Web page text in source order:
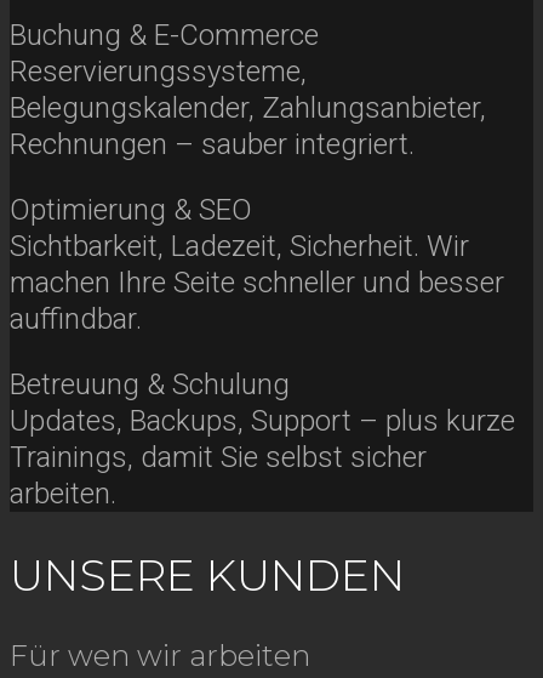
Buchung & E-Commerce
Reservierungssysteme,
Belegungskalender, Zahlungs­anbieter,
Rechnungen – sauber integriert.
Optimierung & SEO
Sichtbarkeit, Ladezeit, Sicherheit. Wir
machen Ihre Seite schneller und besser
auffindbar.
Betreuung & Schulung
Updates, Backups, Support – plus kurze
Trainings, damit Sie selbst sicher
arbeiten.
UNSERE KUNDEN
Für wen wir arbeiten